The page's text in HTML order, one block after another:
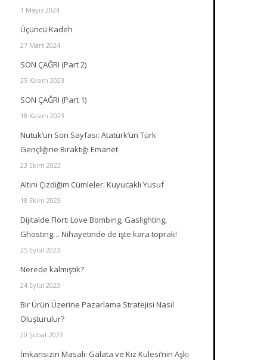
1 Mayıs 2024
Üçüncü Kadeh
27 Mart 2024
SON ÇAĞRI (Part 2)
25 Kasım 2023
SON ÇAĞRI (Part 1)
18 Kasım 2023
Nutuk’un Son Sayfası: Atatürk’ün Türk
Gençliğine Bıraktığı Emanet
23 Ekim 2023
Altını Çizdiğim Cümleler: Kuyucaklı Yusuf
18 Ekim 2023
Dijitalde Flört: Love Bombing, Gaslighting,
Ghosting… Nihayetinde de işte kara toprak!
25 Eylül 2023
Nerede kalmıştık?
24 Eylül 2023
Bir Ürün Üzerine Pazarlama Stratejisi Nasıl
Oluşturulur?
20 Şubat 2023
İmkansızın Masalı: Galata ve Kız Kulesi’nin Aşkı